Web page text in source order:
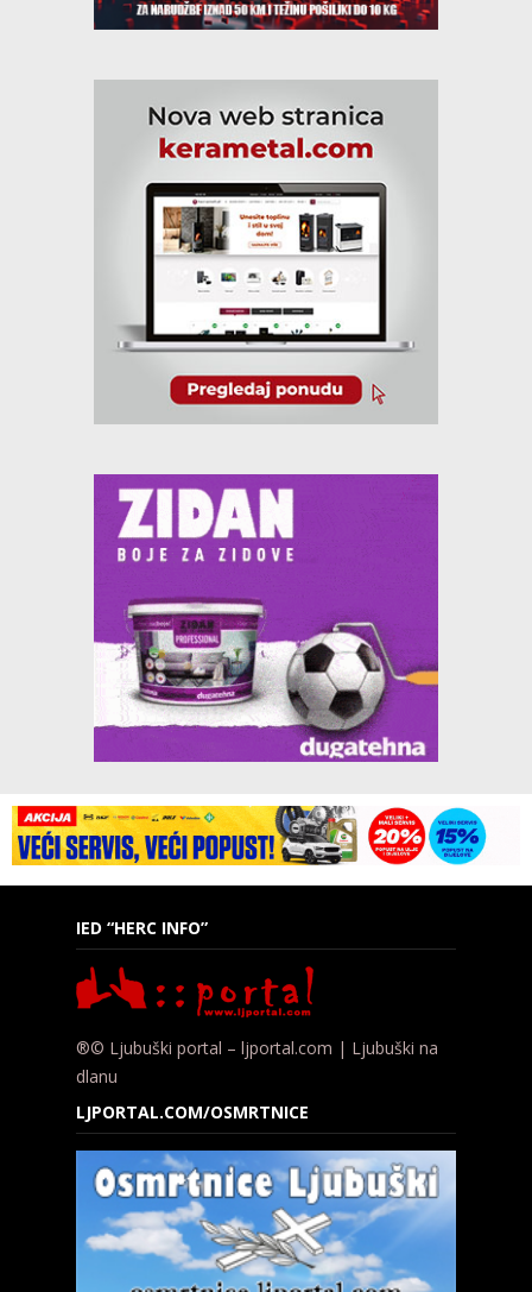
IED “HERC INFO”
®© Ljubuški portal – ljportal.com | Ljubuški na
dlanu
LJPORTAL.COM/OSMRTNICE